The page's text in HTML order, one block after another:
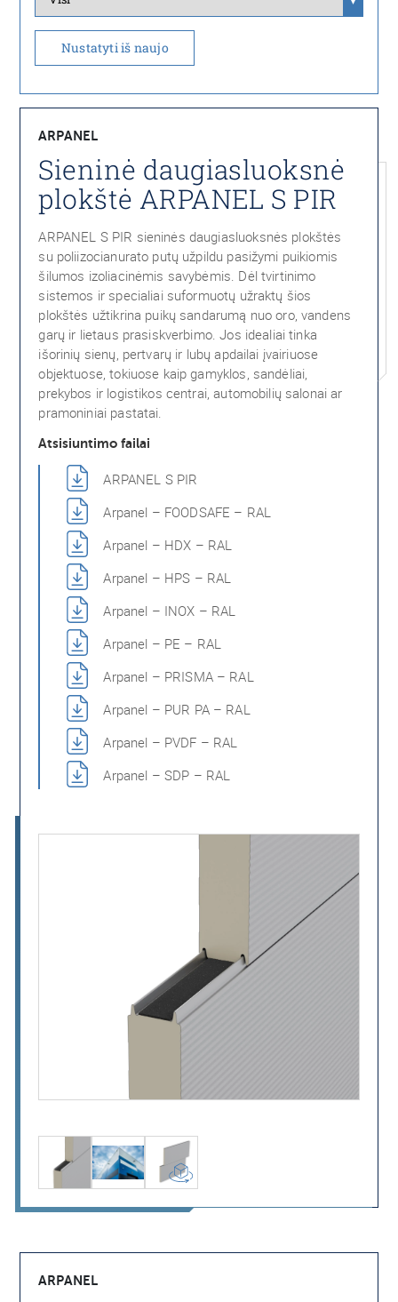
Nustatyti iš naujo
ARPANEL
Sieninė daugiasluoksnė
plokštė ARPANEL S PIR
ARPANEL S PIR sieninės daugiasluoksnės plokštės
su poliizocianurato putų užpildu pasižymi puikiomis
šilumos izoliacinėmis savybėmis. Dėl tvirtinimo
sistemos ir specialiai suformuotų užraktų šios
plokštės užtikrina puikų sandarumą nuo oro, vandens
garų ir lietaus prasiskverbimo. Jos idealiai tinka
išorinių sienų, pertvarų ir lubų apdailai įvairiuose
objektuose, tokiuose kaip gamyklos, sandėliai,
prekybos ir logistikos centrai, automobilių salonai ar
pramoniniai pastatai.
Atsisiuntimo failai
ARPANEL S PIR
Arpanel – FOODSAFE – RAL
Arpanel – HDX – RAL
Arpanel – HPS – RAL
Arpanel – INOX – RAL
Arpanel – PE – RAL
Arpanel – PRISMA – RAL
Arpanel – PUR PA – RAL
Arpanel – PVDF – RAL
Arpanel – SDP – RAL
ARPANEL